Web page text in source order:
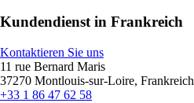
Kundendienst in Frankreich
Kontaktieren Sie uns
11 rue Bernard Maris
37270 Montlouis-sur-Loire, Frankreich
+33 1 86 47 62 58